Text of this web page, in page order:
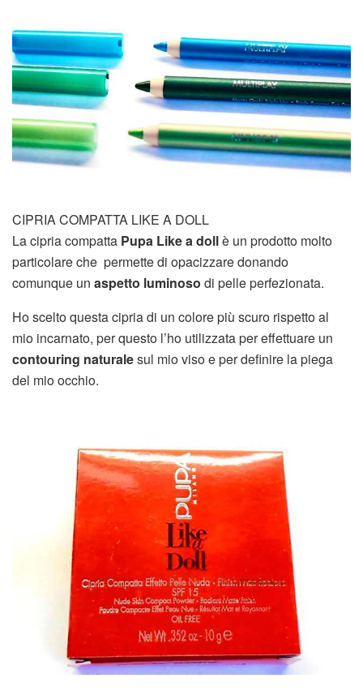
CIPRIA COMPATTA LIKE A DOLL
La cipria compatta Pupa Like a dollè un prodotto molto
particolare che permette di opacizzare donando
comunque un aspetto luminoso di pelle perfezionata.
Ho scelto questa cipria di un colore più scuro rispetto al
mio incarnato, per questo l’ho utilizzata per effettuare un
contouring naturalesul mio viso e per definire la piega
del mio occhio.